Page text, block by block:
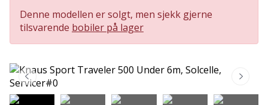
Denne modellen er solgt, men sjekk gjerne
tilsvarende bobiler på lager